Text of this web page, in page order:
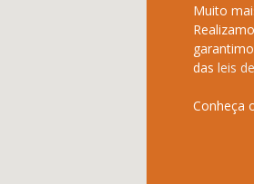
Muito
das leis
Conheça